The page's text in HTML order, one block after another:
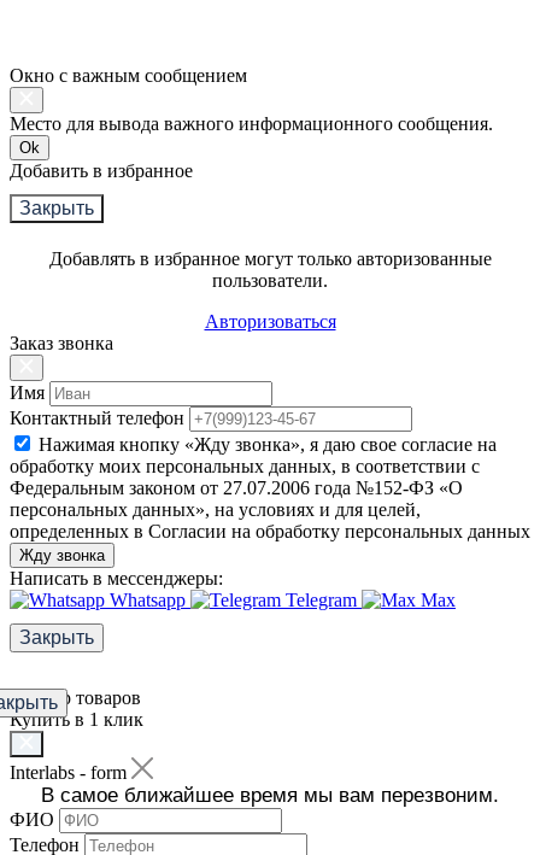
Окно с важным сообщением
Место для вывода важного информационного сообщения.
Ok
Добавить в избранное
Закрыть
Добавлять в избранное могут только авторизованные
пользователи.
Авторизоваться
Заказ звонка
Имя
Контактный телефон
Нажимая кнопку «Жду звонка», я даю свое согласие на
обработку моих персональных данных, в соответствии с
Федеральным законом от 27.07.2006 года №152-ФЗ «О
персональных данных», на условиях и для целей,
определенных в Согласии на обработку персональных данных
Жду звонка
Написать в мессенджеры:
Whatsapp
Telegram
Max
Закрыть
Фильтр товаров
Купить в 1 клик
Interlabs - form
В самое ближайшее время мы вам перезвоним.
ФИО
Телефон